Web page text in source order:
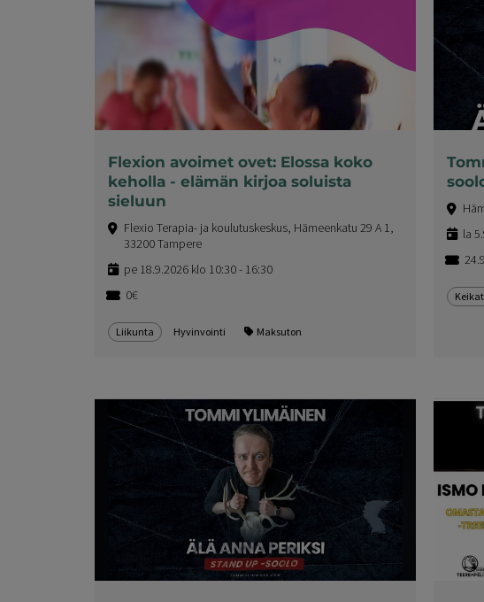
Flexion avoimet ovet: Elossa koko
keholla - elämän kirjoa soluista
sieluun
Flexio Terapia- ja koulutuskeskus, Hämeenkatu 29 A 1,
33200 Tampere
pe 18.9.2026 klo 10:30 - 16:30
0€
Liikunta Hyvinvointi Maksuton
la